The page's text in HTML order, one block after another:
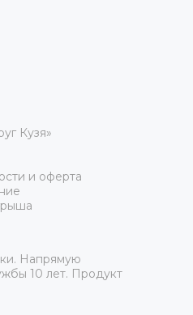
Кузя»
и оферта
Напрямую
10 лет. Продукт